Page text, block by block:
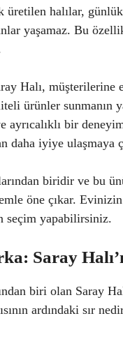
halılar, günlük
yaşamaz. Bu
Halı,
ürünler sunmanın
bir
iyiye ulaşmaya
biridir ve bu
öne çıkar.
seçim yapabilirsiniz.
Saray
biri olan Saray
ardındaki sır